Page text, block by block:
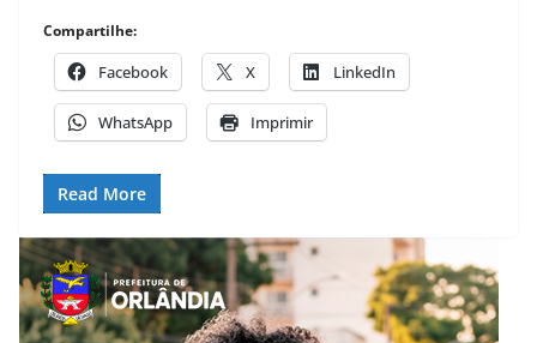
Compartilhe:
Facebook X LinkedIn
WhatsApp Imprimir
Read More